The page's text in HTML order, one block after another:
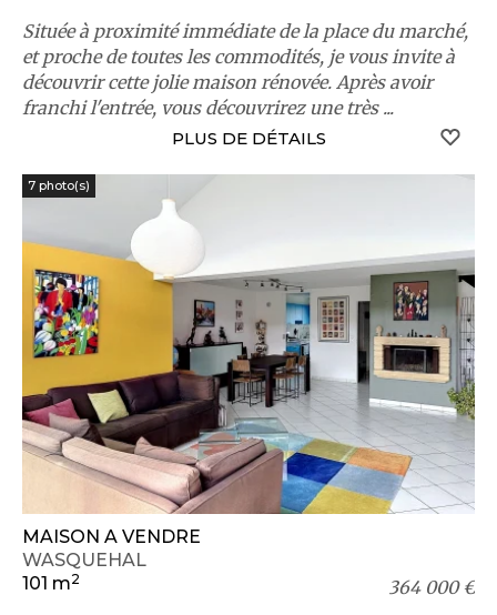
Située à proximité immédiate de la place du marché,
et proche de toutes les commodités, je vous invite à
découvrir cette jolie maison rénovée. Après avoir
franchi l'entrée, vous découvrirez une très ...
PLUS DE DÉTAILS
7 photo(s)
MAISON A VENDRE
WASQUEHAL
101 m2
364 000 €